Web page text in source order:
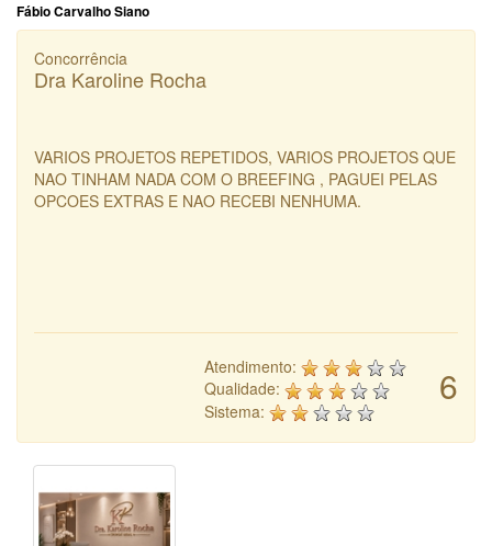
Fábio Carvalho Siano
Concorrência
Dra Karoline Rocha
VARIOS PROJETOS REPETIDOS, VARIOS PROJETOS QUE
NAO TINHAM NADA COM O BREEFING , PAGUEI PELAS
OPCOES EXTRAS E NAO RECEBI NENHUMA.
6
Atendimento:
Qualidade:
Sistema: